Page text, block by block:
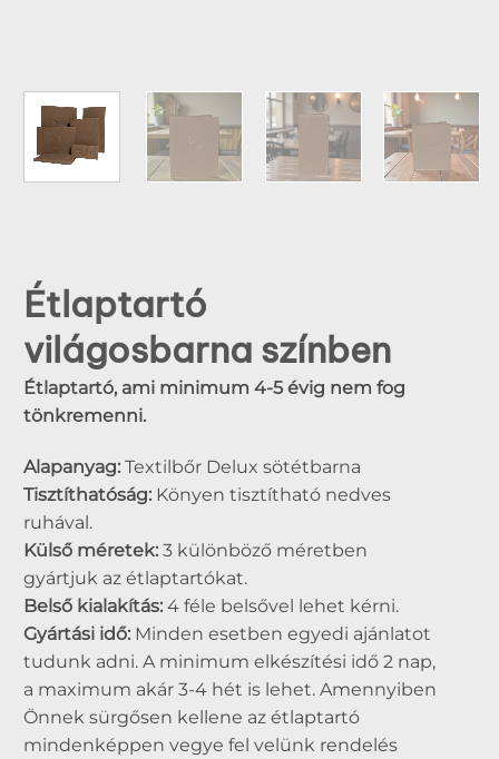
Étlaptartó
világosbarna színben
Étlaptartó, ami minimum 4-5 évig nem fog
tönkremenni.
Alapanyag: Textilbőr Delux sötétbarna
Tisztíthatóság: Könyen tisztítható nedves
ruhával.
Külső méretek: 3 különböző méretben
gyártjuk az étlaptartókat.
Belső kialakítás: 4 féle belsővel lehet kérni.
Gyártási idő: Minden esetben egyedi ajánlatot
tudunk adni. A minimum elkészítési idő 2 nap,
a maximum akár 3-4 hét is lehet. Amennyiben
Önnek sürgősen kellene az étlaptartó
mindenképpen vegye fel velünk rendelés